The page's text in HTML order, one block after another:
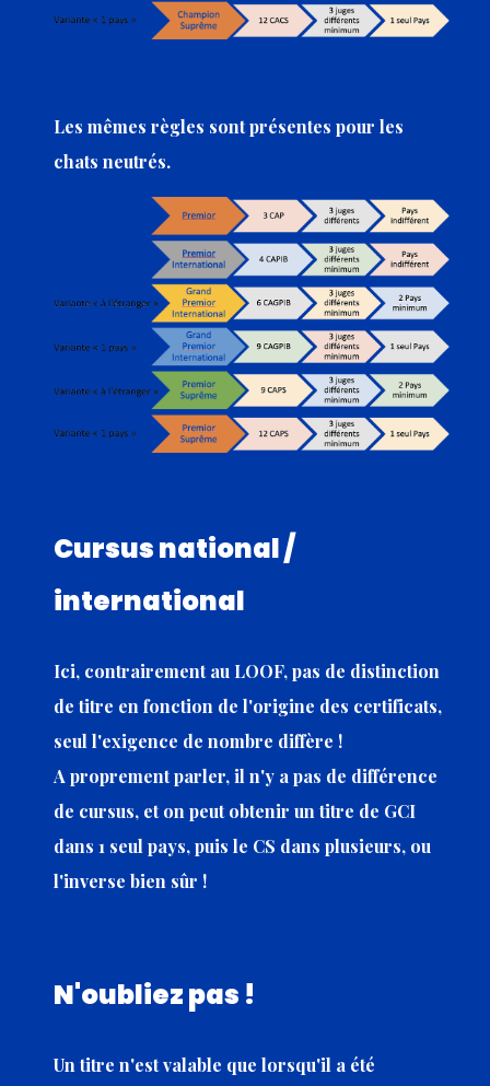
Les mêmes règles sont présentes pour les
chats neutrés.
Cursus national /
international
Ici, contrairement au LOOF, pas de distinction
de titre en fonction de l'origine des certificats,
seul l'exigence de nombre diffère !
A proprement parler, il n'y a pas de différence
de cursus, et on peut obtenir un titre de GCI
dans 1 seul pays, puis le CS dans plusieurs, ou
l'inverse bien sûr !
N'oubliez pas !
Un titre n'est valable que lorsqu'il a été